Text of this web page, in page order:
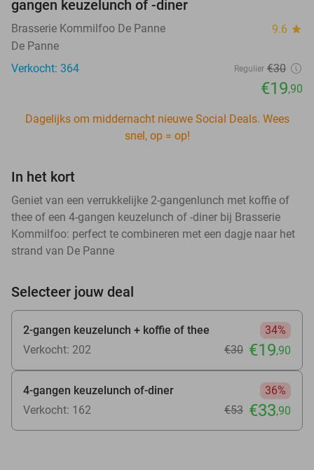
gangen keuzelunch of -diner
Brasserie Kommilfoo De Panne 9.6 star
De Panne
Verkocht: 364
Regulier €30
€19,90
Dagelijks om middernacht nieuwe Social Deals. Wees
snel, op = op!
In het kort
Geniet van een verrukkelijke 2-gangenlunch met koffie of
thee of een 4-gangen keuzelunch of -diner bij Brasserie
Kommilfoo: perfect te combineren met een dagje naar het
strand van De Panne
Selecteer jouw deal
2-gangen keuzelunch + koffie of thee
34%
Verkocht: 202
€30 €19,90
4-gangen keuzelunch of-diner
36%
Verkocht: 162
€53 €33,90